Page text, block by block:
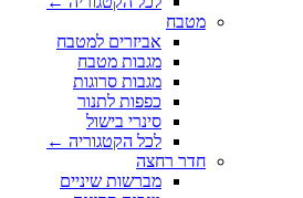
מטבח
אביזרים למטבח
מגבות מטבח
מגבות סרוגות
כפפות לתנור
סינרי בישול
לכל הקטגוריה ←
חדר רחצה
מברשות שיניים